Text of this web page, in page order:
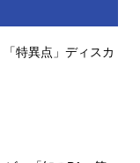
「特異点」ディスカ